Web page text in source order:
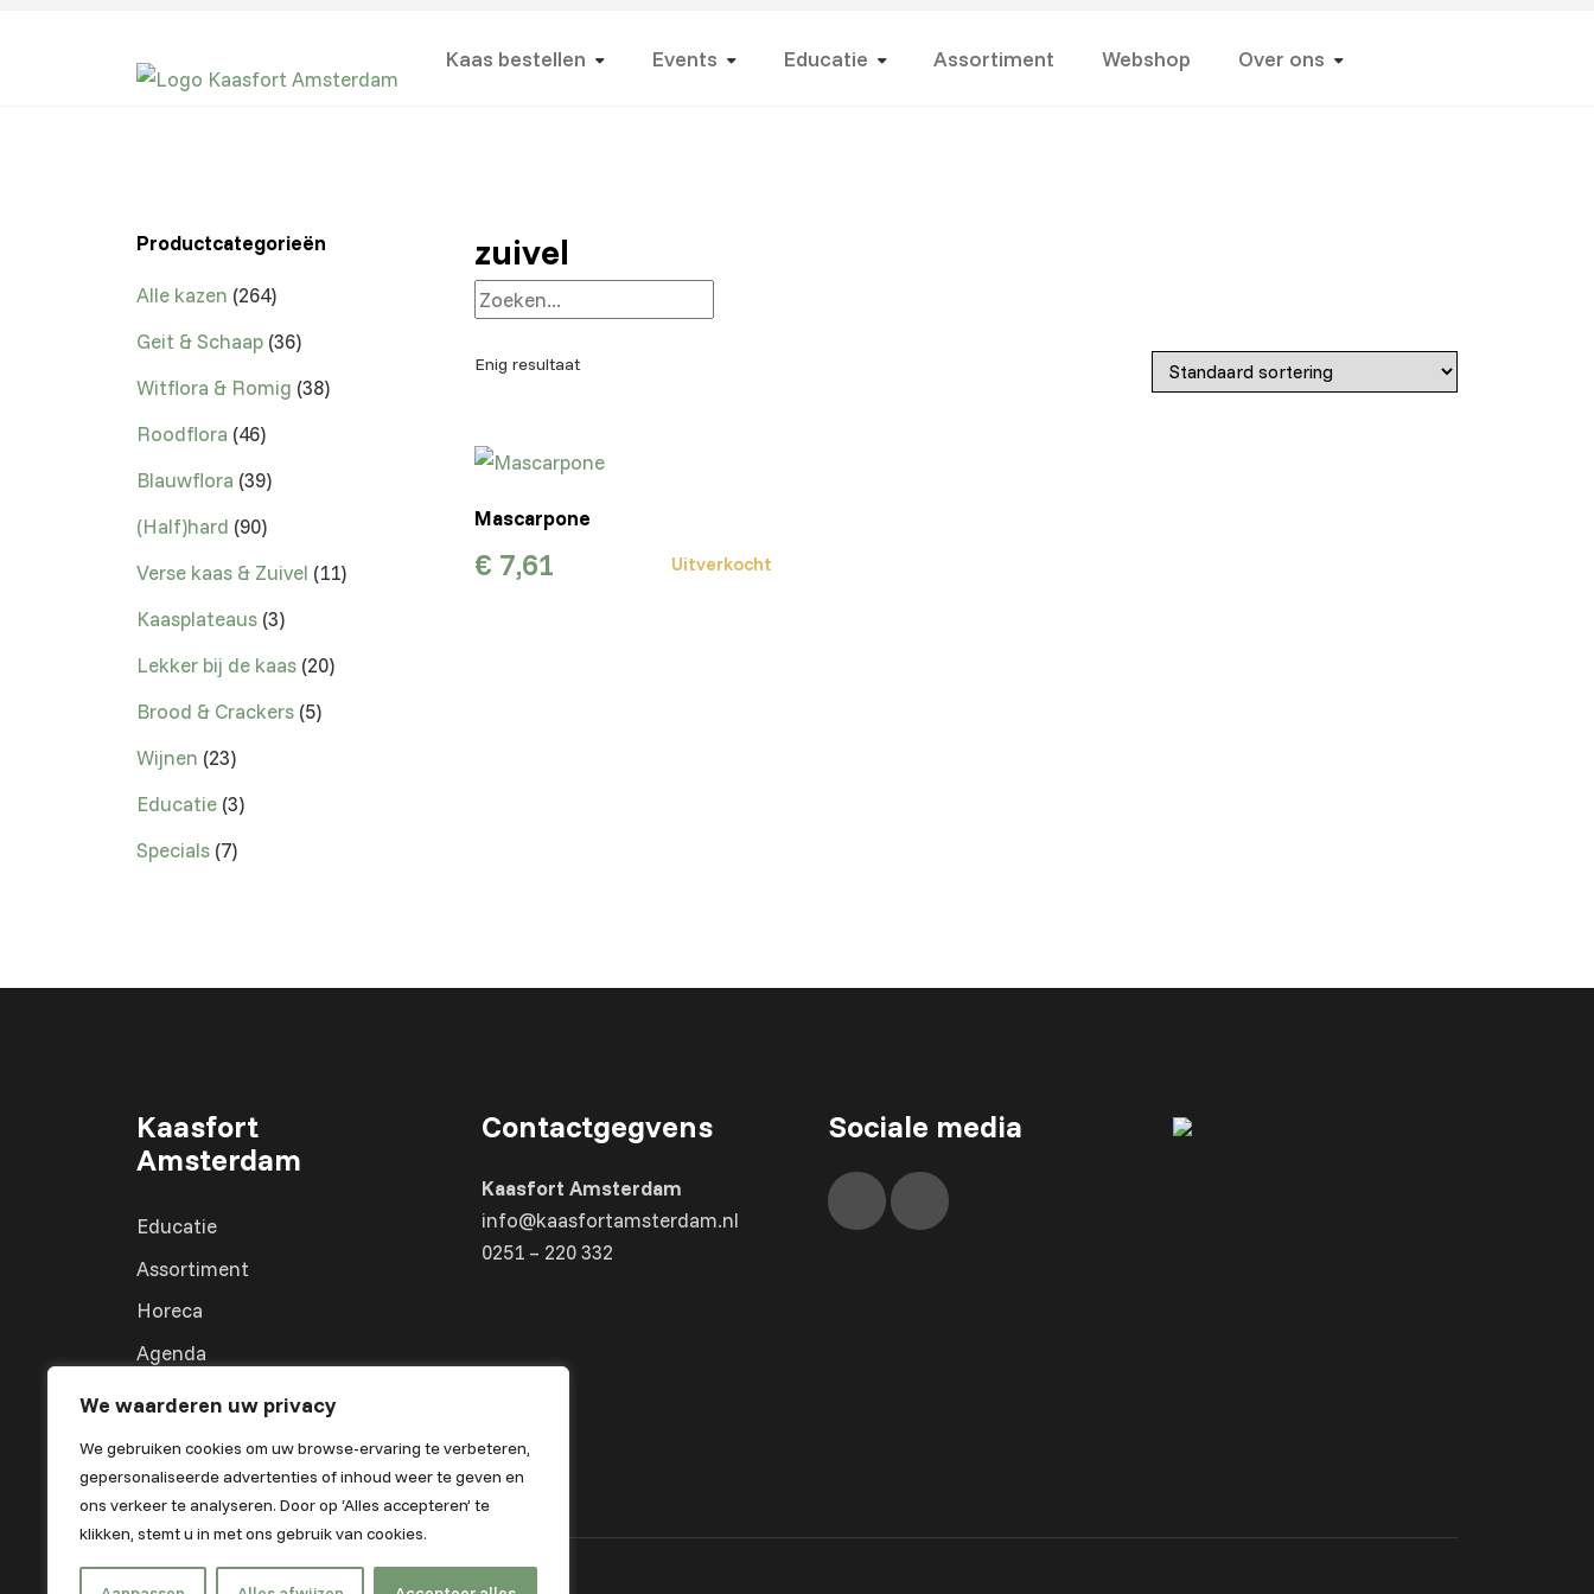
We waarderen uw privacy
We gebruiken cookies om uw browse-ervaring te verbeteren,
gepersonaliseerde advertenties of inhoud weer te geven en
ons verkeer te analyseren. Door op ‘Alles accepteren’ te
klikken, stemt u in met ons gebruik van cookies.
Kaas bestellen Events Educatie Assortiment Webshop Over ons
Productcategorieën
Alle kazen 264
Geit & Schaap 36
Witflora & Romig 38
Roodflora 46
Blauwflora 39
(Half)hard 90
Verse kaas & Zuivel 11
Kaasplateaus 3
Lekker bij de kaas 20
Brood & Crackers 5
Wijnen 23
Educatie 3
Specials 7
zuivel
Enig resultaat
Mascarpone
€ 7,61 Uitverkocht
Kaasfort
Amsterdam
Educatie
Assortiment
Horeca
Agenda
Over ons
Contactgegvens
Kaasfort Amsterdam
info@kaasfortamsterdam.nl
0251 – 220 332
Sociale media